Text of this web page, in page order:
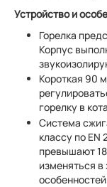
Устройство и
Горелка
Корпус
Короткая 90
горелку в
Система
классу по EN
превышают
изменяться в